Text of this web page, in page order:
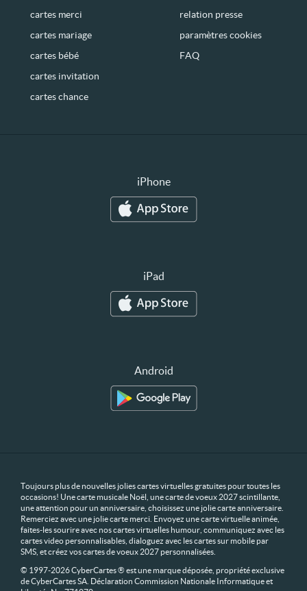
cartes merci
cartes mariage
cartes bébé
cartes invitation
cartes chance
relation presse
paramètres cookies
FAQ
iPhone
iPad
Android
Toujours plus de nouvelles jolies cartes virtuelles gratuites pour toutes les
occasions! Une carte musicale Noël, une carte de voeux 2027 scintillante,
une attention pour un anniversaire, choisissez une jolie carte anniversaire.
Remerciez avec une jolie carte merci. Envoyez une carte virtuelle animée,
faites-les sourire avec nos cartes virtuelles humour, communiquez avec les
cartes video personnalisables, dialoguez avec les cartes sur mobile par
SMS, et créez vos cartes de voeux 2027 personnalisées.
© 1997-2026 CyberCartes ® est une marque déposée, propriété exclusive
de CyberCartes SA. Déclaration Commission Nationale Informatique et